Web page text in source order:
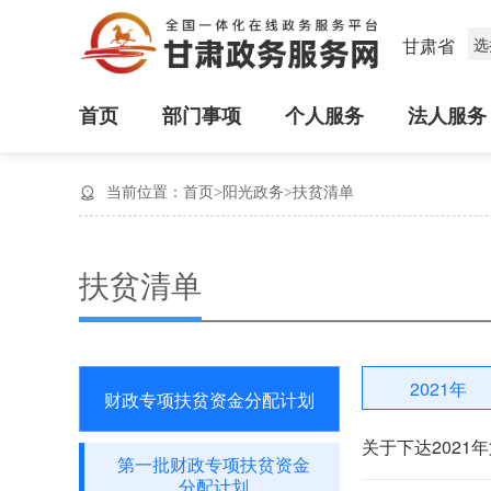
甘肃省
首页 部门事项 个人服务 法人服务
当前位置： 首页 > 阳光政务>扶贫清单
扶贫清单
财政专项扶贫资金分配计划
第一批财政专项扶贫资金
2021年
关于下达2021